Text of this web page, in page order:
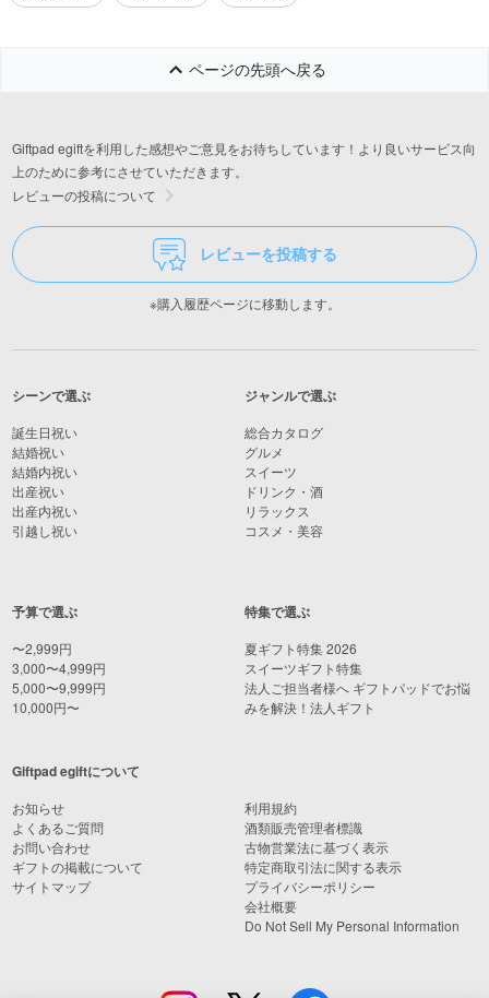
ページの先頭へ戻る
Giftpad egiftを利用した感想やご意見をお待ちしています！より良いサービス向
上のために参考にさせていただきます。
レビューの投稿について
レビューを投稿する
※購入履歴ページに移動します。
シーンで選ぶ
誕生日祝い
結婚祝い
結婚内祝い
出産祝い
出産内祝い
引越し祝い
予算で選ぶ
〜2,999円
3,000〜4,999円
5,000〜9,999円
10,000円〜
ジャンルで選ぶ
総合カタログ
グルメ
スイーツ
ドリンク・酒
リラックス
コスメ・美容
特集で選ぶ
夏ギフト特集 2026
スイーツギフト特集
法人ご担当者様へ ギフトパッドでお悩
みを解決！法人ギフト
Giftpad egiftについて
お知らせ
よくあるご質問
お問い合わせ
ギフトの掲載について
サイトマップ
利用規約
酒類販売管理者標識
古物営業法に基づく表示
特定商取引法に関する表示
プライバシーポリシー
会社概要
Do Not Sell My Personal Information